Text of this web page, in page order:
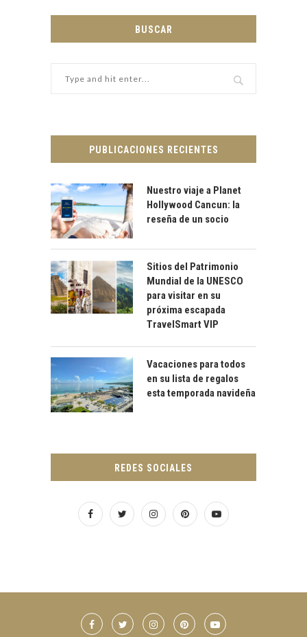
BUSCAR
PUBLICACIONES RECIENTES
Nuestro viaje a Planet
Hollywood Cancun: la
reseña de un socio
Sitios del Patrimonio
Mundial de la UNESCO
para visitar en su
próxima escapada
TravelSmart VIP
Vacaciones para todos
en su lista de regalos
esta temporada navideña
REDES SOCIALES